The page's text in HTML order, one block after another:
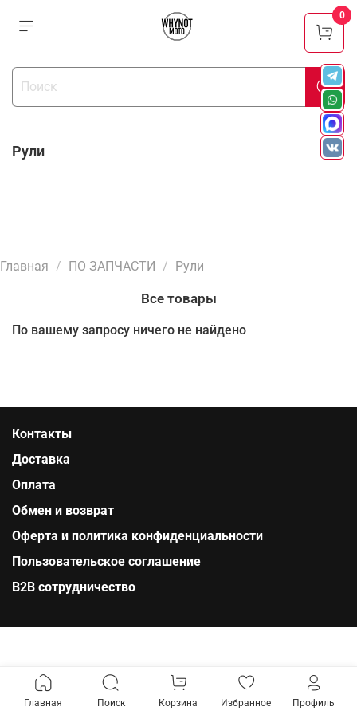
Рули
Главная ПО ЗАПЧАСТИ Рули
Все товары
По вашему запросу ничего не найдено
Контакты
Доставка
Оплата
Обмен и возврат
Оферта и политика конфиденциальности
Пользовательское соглашение
B2B сотрудничество
Главная Поиск Корзина Избранное Профиль
0